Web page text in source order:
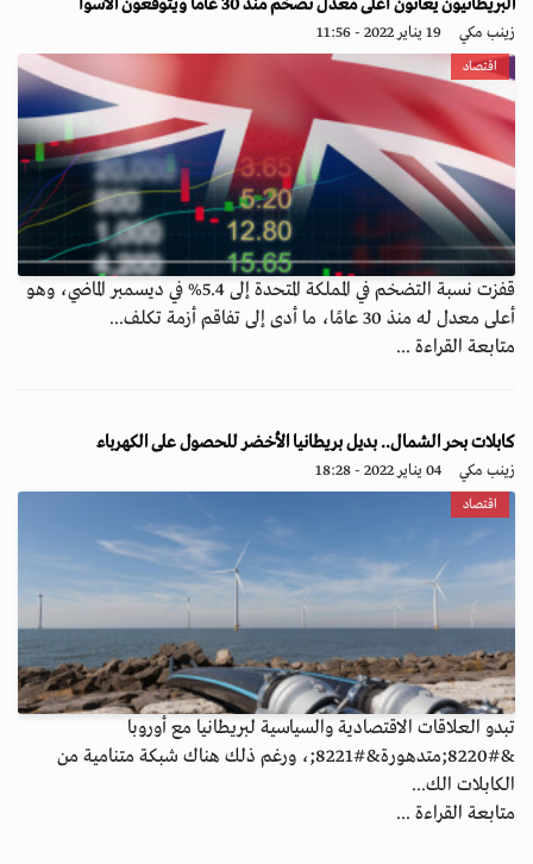
البريطانيون يعانون أعلى معدل تضخم منذ 30 عاماً ويتوقعون الأسوأ
زينب مكي 19 يناير 2022 - 11:56
اقتصاد
قفزت نسبة التضخم في المملكة المتحدة إلى 5.4% في ديسمبر الماضي، وهو
أعلى معدل له منذ 30 عامًا، ما أدى إلى تفاقم أزمة تكلف...
متابعة القراءة ...
كابلات بحر الشمال.. بديل بريطانيا الأخضر للحصول على الكهرباء
زينب مكي 04 يناير 2022 - 18:28
اقتصاد
تبدو العلاقات الاقتصادية والسياسية لبريطانيا مع أوروبا
&#8220;متدهورة&#8221;، ورغم ذلك هناك شبكة متنامية من
الكابلات الك...
متابعة القراءة ...